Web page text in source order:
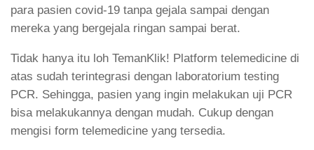
para pasien covid-19 tanpa gejala sampai dengan
mereka yang bergejala ringan sampai berat.
Tidak hanya itu loh TemanKlik! Platform telemedicine di
atas sudah terintegrasi dengan laboratorium testing
PCR. Sehingga, pasien yang ingin melakukan uji PCR
bisa melakukannya dengan mudah. Cukup dengan
mengisi form telemedicine yang tersedia.